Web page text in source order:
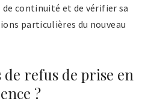
continuité et de vérifier sa
particulières du nouveau
de refus de prise en
?